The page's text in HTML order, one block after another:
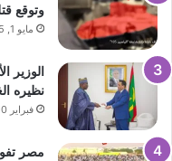
وتوقع
مايو 1, 2025
الوزير
نظيره
فبراير 10, 2026
مصر